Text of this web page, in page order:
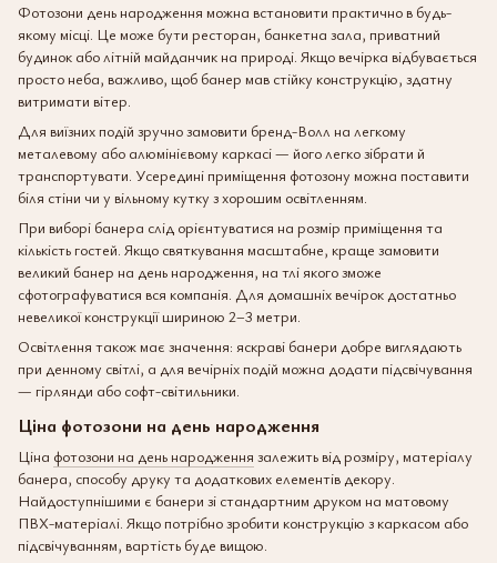
Фотозони день народження можна встановити практично в будь-
якому місці. Це може бути ресторан, банкетна зала, приватний
будинок або літній майданчик на природі. Якщо вечірка відбувається
просто неба, важливо, щоб банер мав стійку конструкцію, здатну
витримати вітер.
Для виїзних подій зручно замовити бренд-Волл на легкому
металевому або алюмінієвому каркасі — його легко зібрати й
транспортувати. Усередині приміщення фотозону можна поставити
біля стіни чи у вільному кутку з хорошим освітленням.
При виборі банера слід орієнтуватися на розмір приміщення та
кількість гостей. Якщо святкування масштабне, краще замовити
великий банер на день народження, на тлі якого зможе
сфотографуватися вся компанія. Для домашніх вечірок достатньо
невеликої конструкції шириною 2–3 метри.
Освітлення також має значення: яскраві банери добре виглядають
при денному світлі, а для вечірніх подій можна додати підсвічування
— гірлянди або софт-світильники.
Ціна фотозони на день народження
Ціна фотозони на день народження залежить від розміру, матеріалу
банера, способу друку та додаткових елементів декору.
Найдоступнішими є банери зі стандартним друком на матовому
ПВХ-матеріалі. Якщо потрібно зробити конструкцію з каркасом або
підсвічуванням, вартість буде вищою.